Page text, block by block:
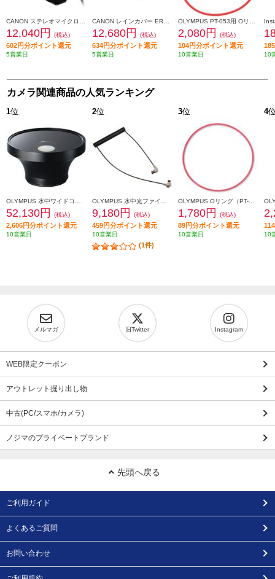
12,040円 (税込)
602円分ポイント還元
5営業日
12,680円 (税込)
634円分ポイント還元
5営業日
2,080円 (税込)
104円分ポイント還元
10営業日 10
カメラ関連商品の人気ランキング
1位
52,130円 (税込)
2,606円分ポイント還元
10営業日
2位
9,180円 (税込)
459円分ポイント還元
10営業日
(1件)
3位
1,780円 (税込)
89円分ポイント還元
10営業日
4
10
メルマガ 旧Twitter Instagram
WEB限定クーポン
アウトレット掘り出し物
中古(PC/スマホ/カメラ)
ノジマのプライベートブランド
先頭へ戻る
ご利用ガイド
よくあるご質問
お問い合わせ